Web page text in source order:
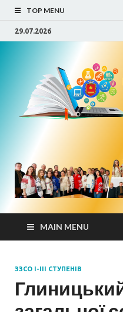
TOP MENU
29.07.2026
MAIN MENU
ЗЗСО І-ІІІ СТУПЕНІВ